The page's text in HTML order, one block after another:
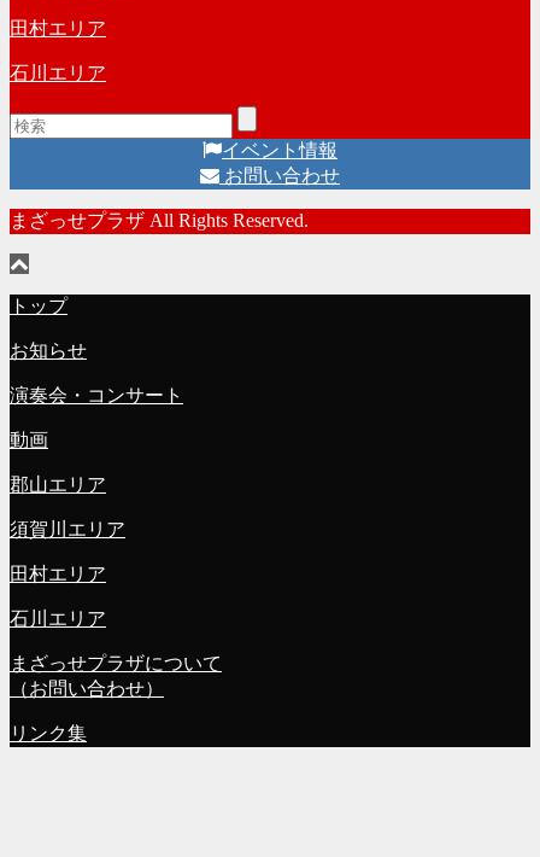
田村エリア
石川エリア
イベント情報
お問い合わせ
まざっせプラザ All Rights Reserved.
トップ
お知らせ
演奏会・コンサート
動画
郡山エリア
須賀川エリア
田村エリア
石川エリア
まざっせプラザについて
（お問い合わせ）
リンク集